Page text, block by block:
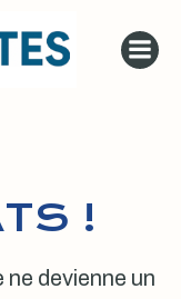
!
ne devienne un